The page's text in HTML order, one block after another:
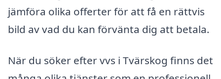
jämföra olika offerter för att få en rättvis
bild av vad du kan förvänta dig att betala.
När du söker efter vvs i Tvärskog finns det